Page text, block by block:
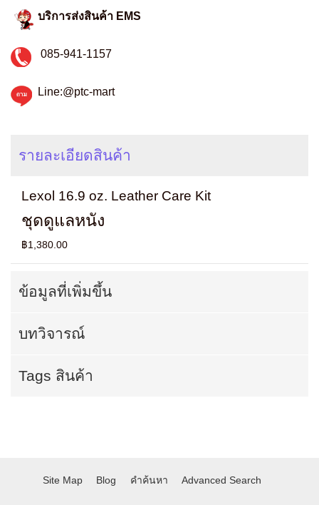
บริการส่งสินค้า EMS
085-941-1157
Line:@ptc-mart
รายละเอียดสินค้า
Lexol 16.9 oz. Leather Care Kit
ชุดดูแลหนัง
฿1,380.00
ข้อมูลที่เพิ่มขึ้น
บทวิจารณ์
Tags สินค้า
Site Map Blog คำค้นหา Advanced Search